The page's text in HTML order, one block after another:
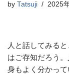
by Tatsuji 2025
人と話してみる
はご存知だろう
身もよく分かっ